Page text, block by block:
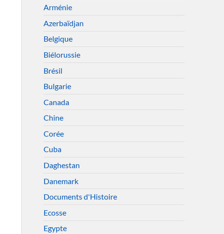
Arménie
Azerbaïdjan
Belgique
Biélorussie
Brésil
Bulgarie
Canada
Chine
Corée
Cuba
Daghestan
Danemark
Documents d'Histoire
Ecosse
Egypte